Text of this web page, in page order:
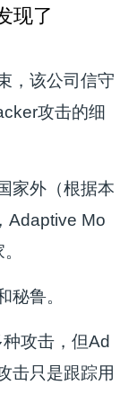
现了
，该公司信守
攻击的细
家外（根据本
Adaptive Mo
秘鲁。
攻击，但Ad
击只是跟踪用